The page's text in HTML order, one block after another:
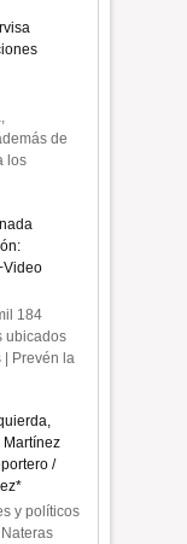
de
los
184
ubicados
Prevén la
Martínez
/
y políticos